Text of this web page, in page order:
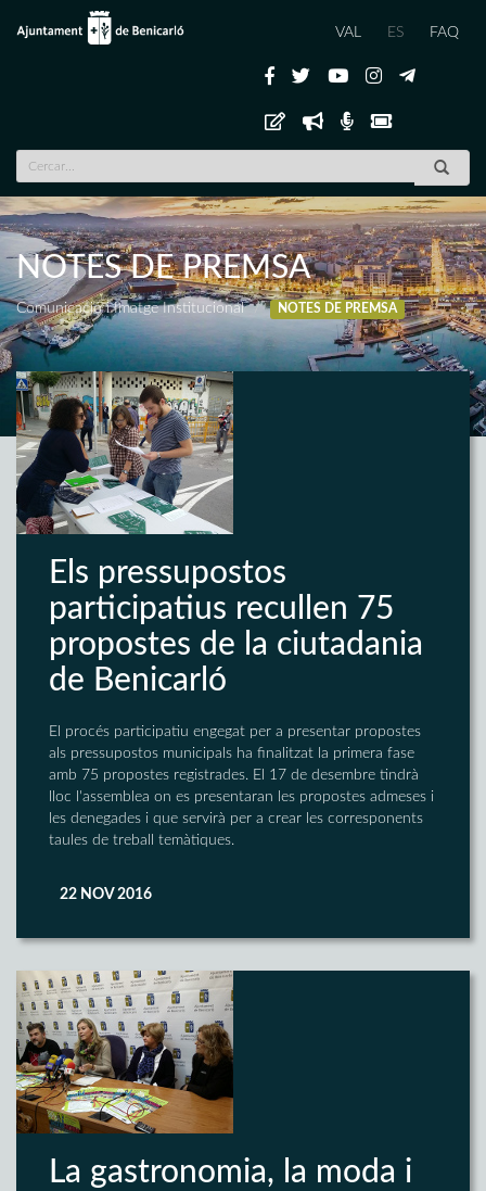
VAL ES FAQ
NOTES DE PREMSA
Comunicació i Imatge Institucional NOTES DE PREMSA
Els pressupostos
participatius recullen 75
propostes de la ciutadania
de Benicarló
El procés participatiu engegat per a presentar propostes
als pressupostos municipals ha finalitzat la primera fase
amb 75 propostes registrades. El 17 de desembre tindrà
lloc l'assemblea on es presentaran les propostes admeses i
les denegades i que servirà per a crear les corresponents
taules de treball temàtiques.
22 NOV 2016
La gastronomia, la moda i